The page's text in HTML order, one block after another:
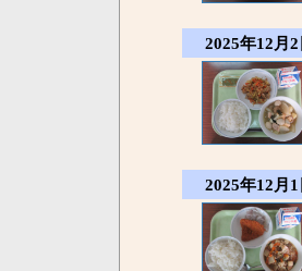
2025年12月
2025年12月